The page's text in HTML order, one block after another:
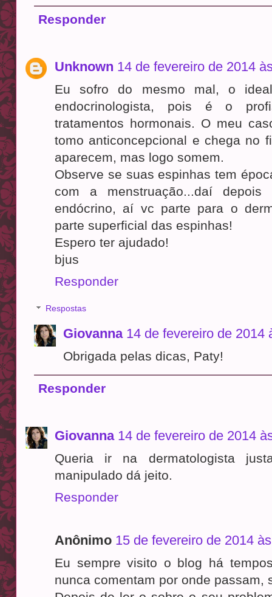
Responder
Unknown 14 de fevereiro de 2014
Eu sofro do mesmo mal, o
endocrinologista, pois é o
tratamentos hormonais. O meu
tomo anticoncepcional e chega no
aparecem, mas logo somem.
Observe se suas espinhas tem
com a menstruação...daí
endócrino, aí vc parte para o
parte superficial das espinhas!
Espero ter ajudado!
bjus
Responder
Respostas
Giovanna 14 de fevereiro de 2014
Obrigada pelas dicas, Paty!
Responder
Giovanna 14 de fevereiro de 2014
Queria ir na dermatologista
manipulado dá jeito.
Responder
Anônimo 15 de fevereiro de 2014
Eu sempre visito o blog há
nunca comentam por onde passam,